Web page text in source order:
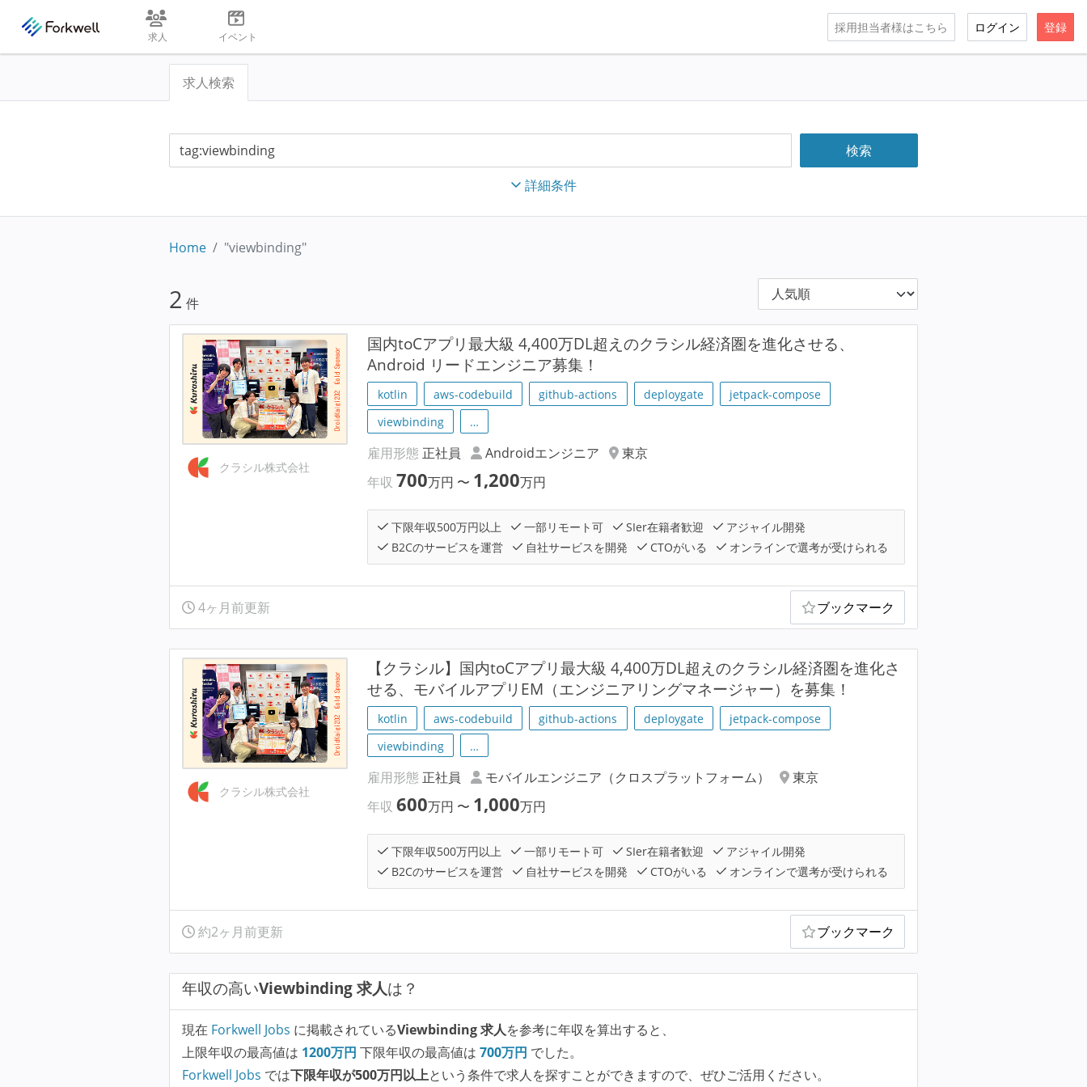
求人 イベント
採用担当者様はこちら ログイン 登録
求人検索
詳細条件
Home "viewbinding"
2 件
クラシル株式会社
国内toCアプリ最大級 4,400万DL超えのクラシル経済圏を進化させる、
Android リードエンジニア募集！
kotlin aws-codebuild github-actions deploygate
jetpack-compose
viewbinding
…
雇用形態 正社員 Androidエンジニア
東京
年収700万円 〜 1,200万円
下限年収500万円以上 一部リモート可 SIer在籍者歓迎
アジャイル開発
B2Cのサービスを運営
自社サービスを開発 CTOがいる オンラインで選考が受けられる
4ヶ月前更新 ブックマーク
クラシル株式会社
【クラシル】国内toCアプリ最大級 4,400万DL超えのクラシル経済圏を進化さ
せる、モバイルアプリEM（エンジニアリングマネージャー）を募集！
kotlin aws-codebuild github-actions deploygate
jetpack-compose
viewbinding
…
雇用形態 正社員 モバイルエンジニア（クロスプラットフォーム）
東京
年収600万円 〜 1,000万円
下限年収500万円以上 一部リモート可 SIer在籍者歓迎
アジャイル開発
B2Cのサービスを運営
自社サービスを開発 CTOがいる オンラインで選考が受けられる
約2ヶ月前更新 ブックマーク
年収の高いViewbinding 求人は？
現在 Forkwell Jobs に掲載されているViewbinding 求人を参考に年収を算出すると、
上限年収の最高値は 1200万円 下限年収の最高値は 700万円 でした。
Forkwell Jobs では下限年収が500万円以上という条件で求人を探すことができますので、ぜひご活用ください。